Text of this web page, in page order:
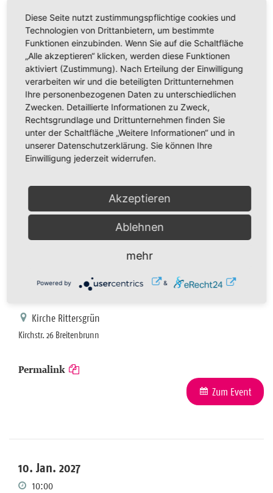
24. Dez. 2026
22:00
Christmette
St.-Christophorus-Kirche Breitenbrunn
Haupstr., 169 Breitenbrunn
Permalink
Abendmahlsgottesdienst
Kirche Rittersgrün
Kirchstr. 26 Breitenbrunn
Permalink
Zum Event
10. Jan. 2027
10:00
Diese Seite nutzt zustimmungspflichtige cookies und
Technologien von Drittanbietern, um bestimmte
Funktionen einzubinden. Wenn Sie auf die Schaltfläche
„Alle akzeptieren“ klicken, werden diese Funktionen
aktiviert (Zustimmung). Nach Erteilung der Einwilligung
verarbeiten wir und die beteiligten Drittunternehmen
Ihre personenbezogenen Daten zu unterschiedlichen
Zwecken. Detaillierte Informationen zu Zweck,
Rechtsgrundlage und Drittunternehmen finden Sie
unter der Schaltfläche „Weitere Informationen“ und in
unserer Datenschutzerklärung. Sie können Ihre
Einwilligung jederzeit widerrufen.
Akzeptieren
Ablehnen
mehr
Powered by &